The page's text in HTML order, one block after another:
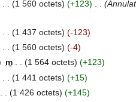
. . (1 560 octets) (+123) . .
(1 437 octets) (-123)
(1 560 octets) (-4)
m . . (1 564 octets) (+123)
(1 441 octets) (+15)
. . (1 426 octets) (+145)